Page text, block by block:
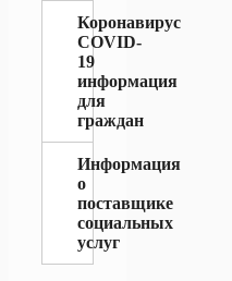
Коронавирус
COVID-
19
информация
для
граждан
Информация
о
поставщике
социальных
услуг